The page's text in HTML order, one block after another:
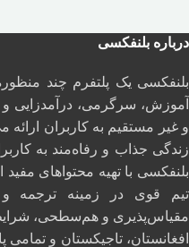
درباره بلنفکسی
بلنفکسی یک پلتفرم چند
آموزش، سرگرمی، درآمدزایی
و غیر مستقیم به کاربران
زندگی جذاب و رفاه‌مند به
بلنفکسی با تهیه محتواهای
تیم قوی در زمینه ترجمه
مقیاس‌پذیری و هم‌سطحی،
افغانستان، تاجیکستان و